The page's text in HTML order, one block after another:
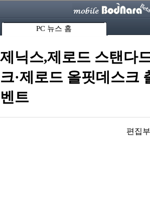
PC 뉴스 홈
제닉스,제로드 스탠다
크·제로드 올핏데스크
벤트
편집